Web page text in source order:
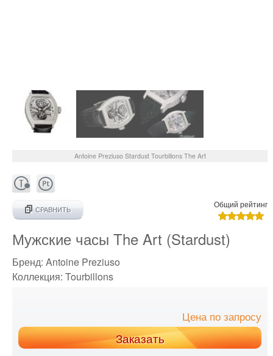
Antoine Preziuso Stardust Tourbillons The Art
СРАВНИТЬ
Общий рейтинг
Мужские часы The Art (Stardust)
Бренд: Antoine Preziuso
Коллекция: Tourbillons
Цена по запросу
Заказать